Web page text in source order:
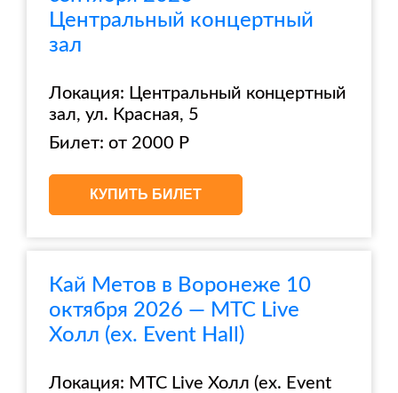
Центральный концертный
зал
Локация: Центральный концертный
зал, ул. Красная, 5
Билет: от 2000 Р
КУПИТЬ БИЛЕТ
Кай Метов в Воронеже 10
октября 2026 — МТС Live
Холл (ex. Event Hall)
Локация: МТС Live Холл (ex. Event